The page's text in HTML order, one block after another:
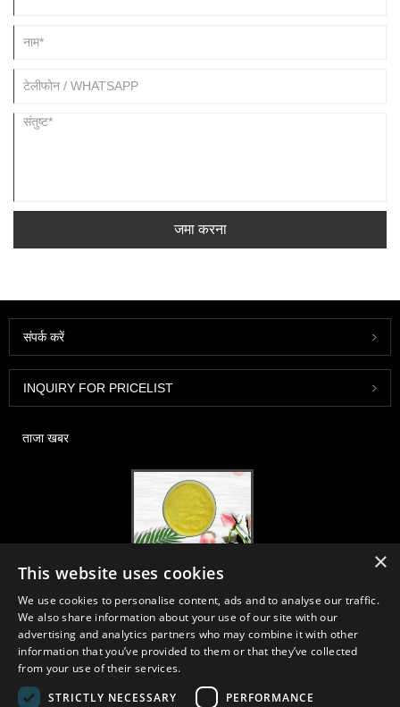
जमा करना
संपर्क करें
INQUIRY FOR PRICELIST
ताजा खबर
हम चीन, जापान और कोरिया में स्थित प्राथमिक विनिर्माण सुविधाओं से न्यूट्रास्यूटिकल्स,
सप्लीमेंट्स और फंक्शनल फूड एंड बेवरेज इंडस्ट्रीज के लिए आवश्यक सामग्री और उत्पादों का
विकास, विपणन और वितरण करते हैं, जहां हमारे पास कई वर्षों का अनुभव है और हम बहुत अच्छी
तरह से स्थापित हैं। सोर्सिंग में हमारी विशेषज्ञता और प्रतिष्ठा दुनिया भर में हमारे भागीदारों को
लाभान्वित करती है।
×
This website uses cookies
We use cookies to personalise content, ads and to analyse our traffic.
We also share information about your use of our site with our
advertising and analytics partners who may combine it with other
information that you’ve provided to them or that they’ve collected
from your use of their services.
STRICTLY NECESSARY
PERFORMANCE